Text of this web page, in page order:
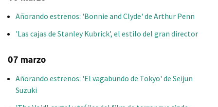
Añorando estrenos: 'Bonnie and Clyde' de Arthur Penn
'Las cajas de Stanley Kubrick', el estilo del gran director
07 marzo
Añorando estrenos: 'El vagabundo de Tokyo' de Seijun
Suzuki